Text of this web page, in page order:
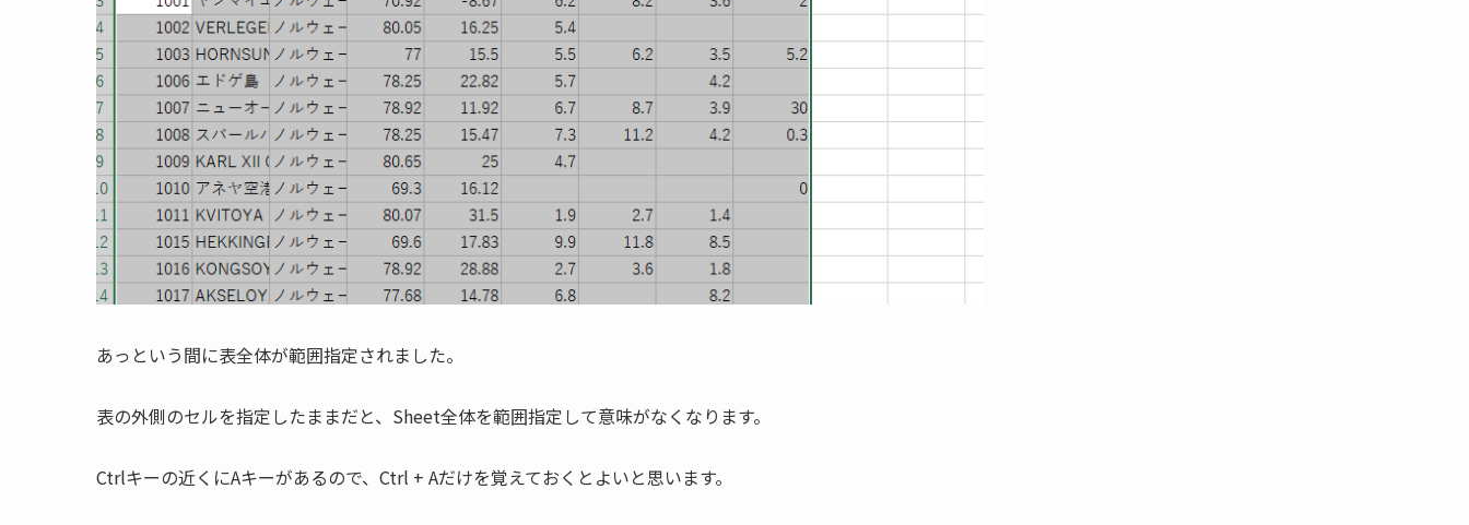
あっという間に表全体が範囲指定されました。
表の外側のセルを指定したままだと、Sheet全体を範囲指定して意味がなくなります。
Ctrlキーの近くにAキーがあるので、Ctrl + Aだけを覚えておくとよいと思います。